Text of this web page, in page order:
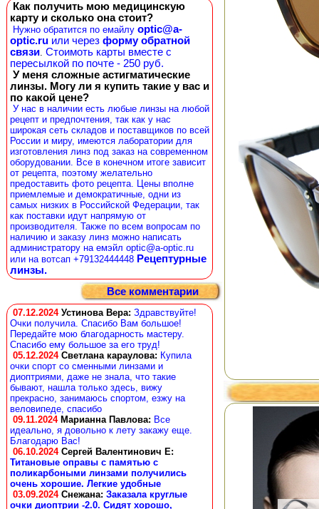
Как получить мою медицинскую
карту и сколько она стоит?
Нужно обратится по емайлу optic@a-
optic.ru или через форму обратной
связи. Стоимоть карты вместе с
пересылкой по почте - 250 руб.
У меня сложные астигматические
линзы. Могу ли я купить такие у вас и
по какой цене?
У нас в наличии есть любые линзы на любой
рецепт и предпочтения, так как у нас
широкая сеть складов и поставщиков по всей
России и миру, имеются лаборатории для
изготовления линз под заказ на современном
оборудовании. Все в конечном итоге зависит
от рецепта, поэтому желательно
предоставить фото рецепта. Цены вполне
приемлемые и демократичные, одни из
самых низких в Российской Федерации, так
как поставки идут напрямую от
производителя. Также по всем вопросам по
наличию и заказу линз можно написать
администратору на емэйл optic@a-optic.ru
или на вотсап +79132444448 Рецептурные
линзы.
Все комментарии
07.12.2024 Устинова Вера: Здравствуйте!
Очки получила. Спасибо Вам большое!
Передайте мою благодарность мастеру.
Спасибо ему большое за его труд!
05.12.2024 Светлана караулова: Купила
очки спорт со сменными линзами и
диоптриями, даже не знала, что такие
бывают, нашла только здесь, вижу
прекрасно, занимаюсь спортом, езжу на
веловипеде, спасибо
09.11.2024 Марианна Павлова: Все
идеально, я довольно к лету закажу еще.
Благодарю Вас!
06.10.2024 Сергей Валентинович Е:
Титановые оправы с памятью с
поликарбоными линзами получились
очень хорошие. Легкие удобные
03.09.2024 Снежана: Заказала круглые
очки диоптрии -2.0. Сидят хорошо,